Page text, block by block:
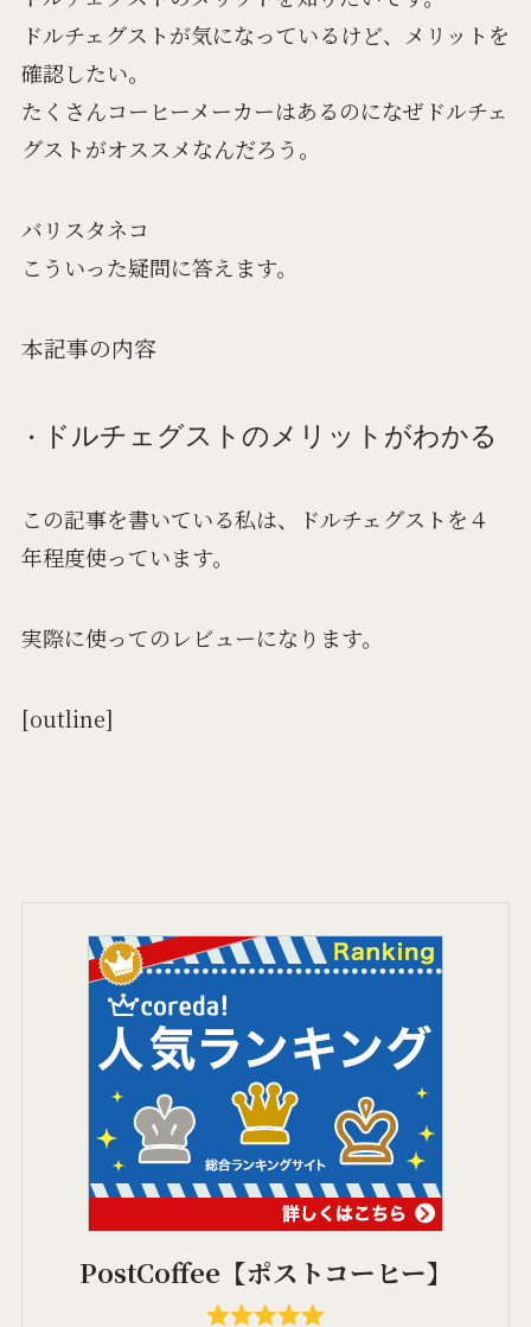
ドルチェグストが気になっているけど、メリットを
確認したい。
たくさんコーヒーメーカーはあるのになぜドルチェ
グストがオススメなんだろう。
バリスタネコ
こういった疑問に答えます。
本記事の内容
・ ドルチェグストのメリットがわかる
この記事を書いている私は、ドルチェグストを４
年程度使っています。
実際に使ってのレビューになります。
[outline]
PostCoffee【ポストコーヒー】